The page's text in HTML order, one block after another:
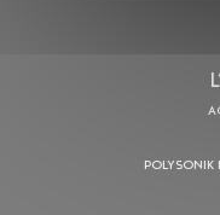
POLYSONIK